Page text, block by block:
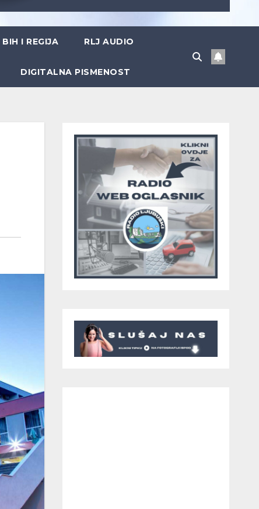
BIH I REGIJA RLJ AUDIO
DIGITALNA PISMENOST